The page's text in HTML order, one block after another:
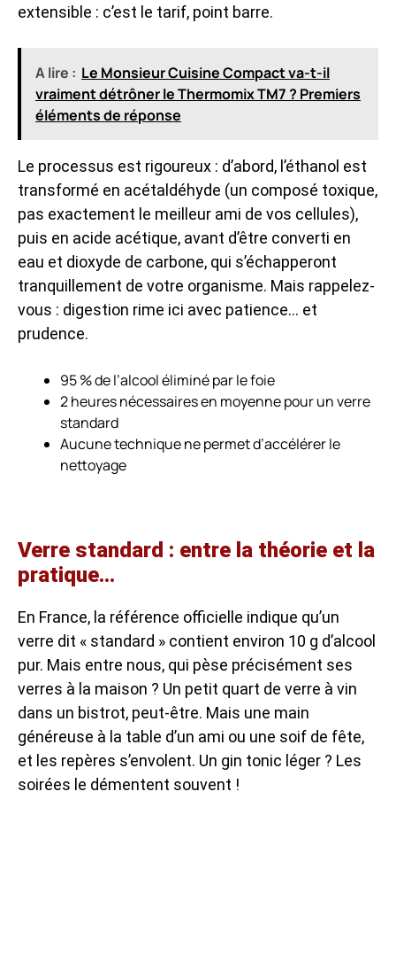
extensible : c’est le tarif, point barre.
A lire : Le Monsieur Cuisine Compact va-t-il
vraiment détrôner le Thermomix TM7 ? Premiers
éléments de réponse
Le processus est rigoureux : d’abord, l’éthanol est
transformé en acétaldéhyde (un composé toxique,
pas exactement le meilleur ami de vos cellules),
puis en acide acétique, avant d’être converti en
eau et dioxyde de carbone, qui s’échapperont
tranquillement de votre organisme. Mais rappelez-
vous : digestion rime ici avec patience… et
prudence.
95 % de l’alcool éliminé par le foie
2 heures nécessaires en moyenne pour un verre
standard
Aucune technique ne permet d’accélérer le
nettoyage
Verre standard : entre la théorie et la
pratique…
En France, la référence officielle indique qu’un
verre dit « standard » contient environ 10 g d’alcool
pur. Mais entre nous, qui pèse précisément ses
verres à la maison ? Un petit quart de verre à vin
dans un bistrot, peut-être. Mais une main
généreuse à la table d’un ami ou une soif de fête,
et les repères s’envolent. Un gin tonic léger ? Les
soirées le démentent souvent !